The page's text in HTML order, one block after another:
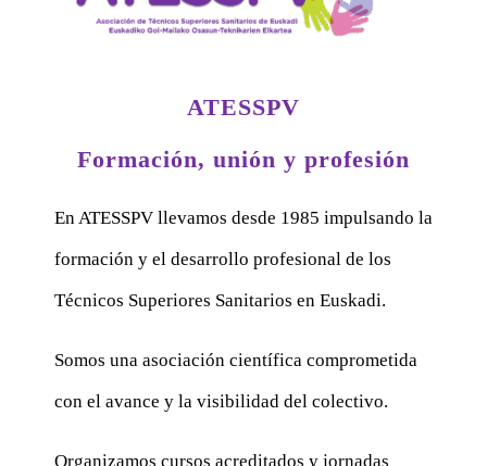
ATESSPV
Formación, unión y profesión
En ATESSPV llevamos desde 1985 impulsando la
formación y el desarrollo profesional de los
Técnicos Superiores Sanitarios en Euskadi.
Somos una asociación científica comprometida
con el avance y la visibilidad del colectivo.
Organizamos cursos acreditados y jornadas